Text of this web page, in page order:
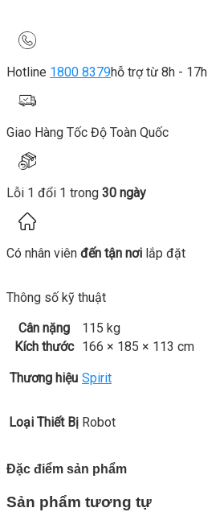
Hotline 1800 8379hỗ trợ từ 8h - 17h
Giao Hàng Tốc Độ Toàn Quốc
Lỗi 1 đổi 1 trong 30 ngày
Có nhân viên đến tận nơi lắp đặt
Thông số kỹ thuật
Cân nặng
115 kg
Kích thước
166 × 185 × 113 cm
Thương hiệu Spirit
Loại Thiết Bị Robot
Đặc điểm sản phẩm
Sản phẩm tương tự